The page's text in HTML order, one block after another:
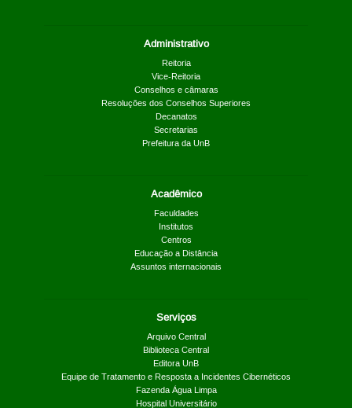
Administrativo
Reitoria
Vice-Reitoria
Conselhos e câmaras
Resoluções dos Conselhos Superiores
Decanatos
Secretarias
Prefeitura da UnB
Acadêmico
Faculdades
Institutos
Centros
Educação a Distância
Assuntos internacionais
Serviços
Arquivo Central
Biblioteca Central
Editora UnB
Equipe de Tratamento e Resposta a Incidentes Cibernéticos
Fazenda Água Limpa
Hospital Universitário